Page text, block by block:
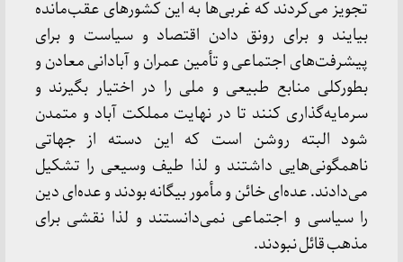
تجویز می‌کردند که غربی‌ها به این کشورهای عقب‌مانده
بیایند و برای رونق دادن اقتصاد و سیاست و برای
پیشرفت‌های اجتماعی و تأمین عمران و آبادانی معادن و
بطورکلی منابع طبیعی و ملی را در اختیار بگیرند و
سرمایه‌گذاری کنند تا در نهایت مملکت آباد و متمدن
شود البته روشن است که این دسته از جهاتی
ناهمگونی‌هایی داشتند و لذا طیف وسیعی را تشکیل
می‌دادند. عده‌ای خائن و مأمور بیگانه بودند و عده‌ای دین
را سیاسی و اجتماعی نمی‌دانستند و لذا نقشی برای
مذهب قائل نبودند.